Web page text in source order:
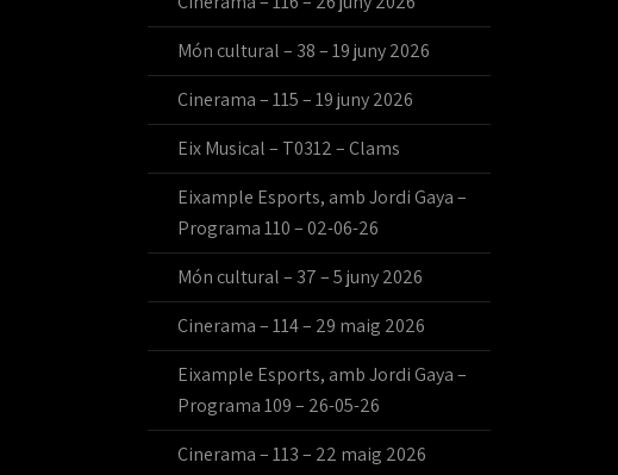
Món cultural – 38 – 19 juny 2026
Cinerama – 115 – 19 juny 2026
Eix Musical – T0312 – Clams
Eixample Esports, amb Jordi Gaya –
Programa 110 – 02-06-26
Món cultural – 37 – 5 juny 2026
Cinerama – 114 – 29 maig 2026
Eixample Esports, amb Jordi Gaya –
Programa 109 – 26-05-26
Cinerama – 113 – 22 maig 2026